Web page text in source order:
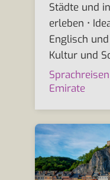
Städte und
erleben •
Englisch
Kultur und
Emirate